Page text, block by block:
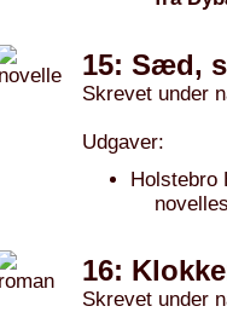
15: Sæd,
Skrevet under
Udgaver:
Holstebro
16:
Skrevet under